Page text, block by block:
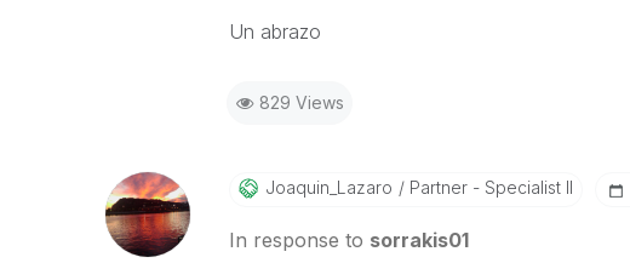
Un abrazo
829 Views
Joaquin_Lazaro Partner - Specialist II
In response to sorrakis01